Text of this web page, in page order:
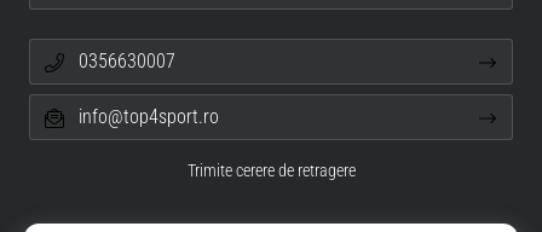
0356630007
info@top4sport.ro
Trimite cerere de retragere